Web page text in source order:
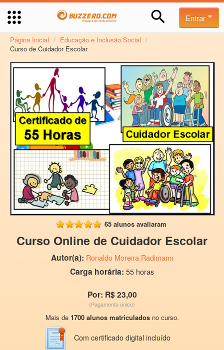
Entrar
Página Inicial / Educação e Inclusão Social /
Curso de Cuidador Escolar
65 alunos avaliaram
Curso Online de Cuidador Escolar
Autor(a): Ronaldo Moreira Radimann
Carga horária: 55 horas
Por: R$ 23,00
(Pagamento único)
Mais de 1700 alunos matriculadosno curso.
Com certificado digital incluído